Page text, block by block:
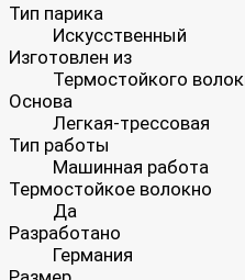
Тип парика
Искусственный
Изготовлен из
Термостойкого
Основа
Легкая-трессовая
Тип работы
Машинная работа
Термостойкое волокно
Да
Разработано
Германия